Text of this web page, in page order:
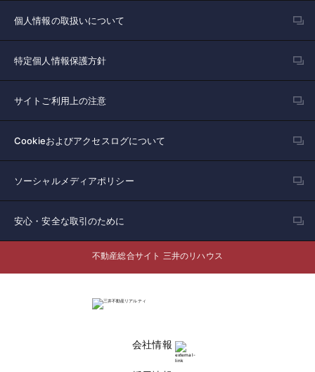
個人情報の取扱いについて
特定個人情報保護方針
サイトご利用上の注意
Cookieおよびアクセスログについて
ソーシャルメディアポリシー
安心・安全な取引のために
不動産総合サイト 三井のリハウス
会社情報